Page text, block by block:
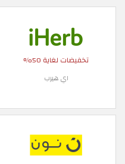
تخفيضات لغاية 50%
اي هيرب